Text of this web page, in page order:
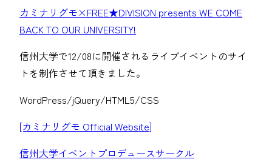
カミナリグモ×FREE★DIVISION presents WE COME
BACK TO OUR UNIVERSITY!
信州大学で12/08に開催されるライブイベントのサイ
トを制作させて頂きました。
WordPress/jQuery/HTML5/CSS
[カミナリグモ Official Website]
信州大学イベントプロデュースサークル